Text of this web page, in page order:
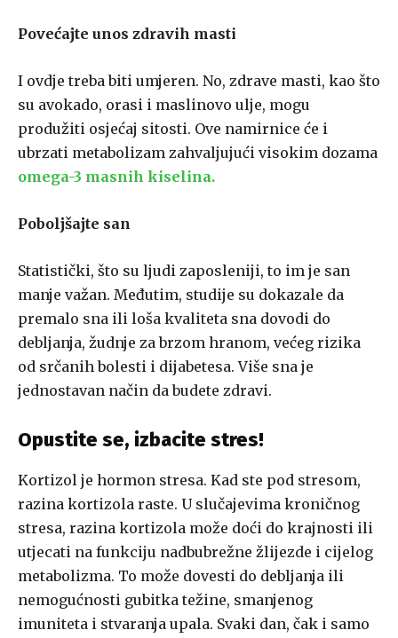
Povećajte unos zdravih masti
I ovdje treba biti umjeren. No, zdrave masti, kao što
su avokado, orasi i maslinovo ulje, mogu
produžiti osjećaj sitosti. Ove namirnice će i
ubrzati metabolizam zahvaljujući visokim dozama
omega-3 masnih kiselina.
Poboljšajte san
Statistički, što su ljudi zaposleniji, to im je san
manje važan. Međutim, studije su dokazale da
premalo sna ili loša kvaliteta sna dovodi do
debljanja, žudnje za brzom hranom, većeg rizika
od srčanih bolesti i dijabetesa. Više sna je
jednostavan način da budete zdravi.
Opustite se, izbacite stres!
Kortizol je hormon stresa. Kad ste pod stresom,
razina kortizola raste. U slučajevima kroničnog
stresa, razina kortizola može doći do krajnosti ili
utjecati na funkciju nadbubrežne žlijezde i cijelog
metabolizma. To može dovesti do debljanja ili
nemogućnosti gubitka težine, smanjenog
imuniteta i stvaranja upala. Svaki dan, čak i samo